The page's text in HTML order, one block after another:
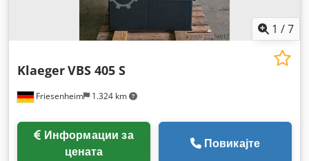
1 /7
Friesenheim 1.324 km
KlaegerVBS 405 S
цената
Повикајте